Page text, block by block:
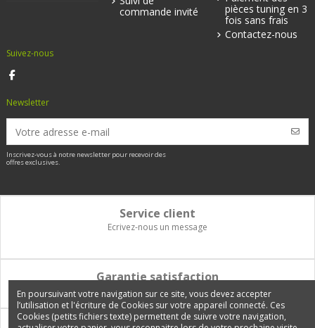
commande invité
pièces tuning en 3
fois sans frais
Contactez-nous
Suivez-nous
Newsletter
Inscrivez-vous à notre newsletter pour recevoir des
offres exclusives.
Service client
Ecrivez-nous un message
Garantie satisfaction
Vous disposez de 14 jours pour changer d'avis et être remboursé
En poursuivant votre navigation sur ce site, vous devez accepter
l’utilisation et l'écriture de Cookies sur votre appareil connecté. Ces
Cookies (petits fichiers texte) permettent de suivre votre navigation,